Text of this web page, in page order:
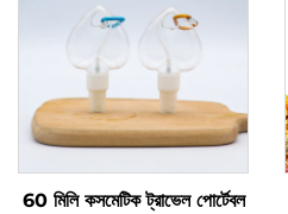
60 মিলি কসমেটিক ট্রাভেল পোর্টেবল